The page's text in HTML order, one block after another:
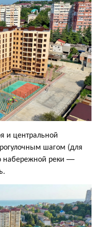
и центральной
шагом (для
набережной реки —